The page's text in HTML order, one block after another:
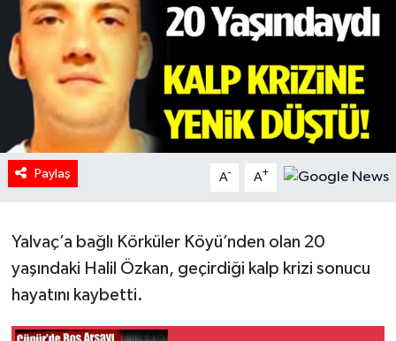
Paylaş A- A+
Yalvaç’a bağlı Körküler Köyü’nden olan 20
yaşındaki Halil Özkan, geçirdiği kalp krizi sonucu
hayatını kaybetti.
HABERDE İNSAN
İlginç
KÜLTÜR SANAT
MAGAZİN
POLİTİKA
RESMİ İLANLAR
SAĞLIK